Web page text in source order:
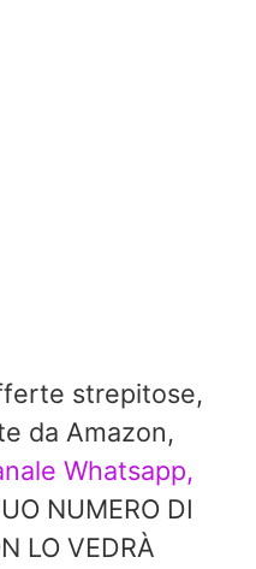
da Amazon,
Whatsapp,
NUMERO DI
LO VEDRÀ